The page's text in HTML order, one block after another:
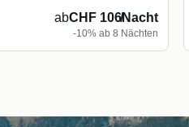
abCHF 106/Nacht
-10% ab 8 Nächten